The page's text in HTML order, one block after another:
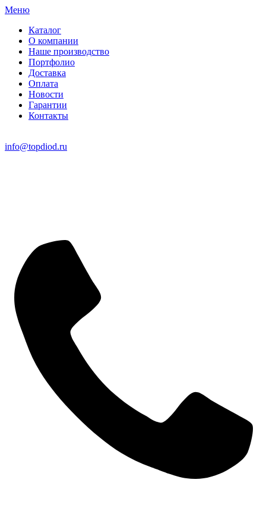
Меню
Каталог
О компании
Наше производство
Портфолио
Доставка
Оплата
Новости
Гарантии
Контакты
info@topdiod.ru